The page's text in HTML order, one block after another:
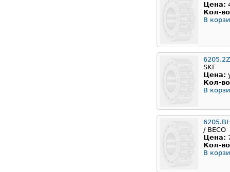
Цена:
Кол-
В
SKF
Цена:
Кол-
В
/ BECO
Цена:
Кол-
В